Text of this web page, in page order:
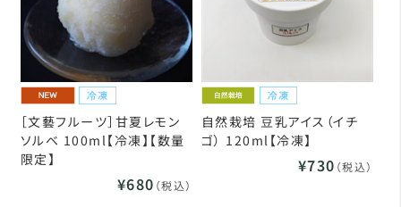
［文藝フルーツ］甘夏レモン
ソルベ 100ml【冷凍】【数量
限定】
¥680 （税込）
自然栽培 豆乳アイス（イチ
ゴ） 120ml【冷凍】
¥730 （税込）